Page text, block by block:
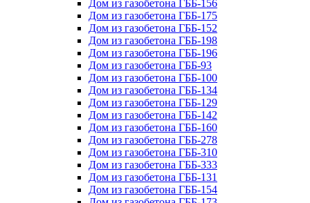
Дом из газобетона ГББ-156
Дом из газобетона ГББ-175
Дом из газобетона ГББ-152
Дом из газобетона ГББ-198
Дом из газобетона ГББ-196
Дом из газобетона ГББ-93
Дом из газобетона ГББ-100
Дом из газобетона ГББ-134
Дом из газобетона ГББ-129
Дом из газобетона ГББ-142
Дом из газобетона ГББ-160
Дом из газобетона ГББ-278
Дом из газобетона ГББ-310
Дом из газобетона ГББ-333
Дом из газобетона ГББ-131
Дом из газобетона ГББ-154